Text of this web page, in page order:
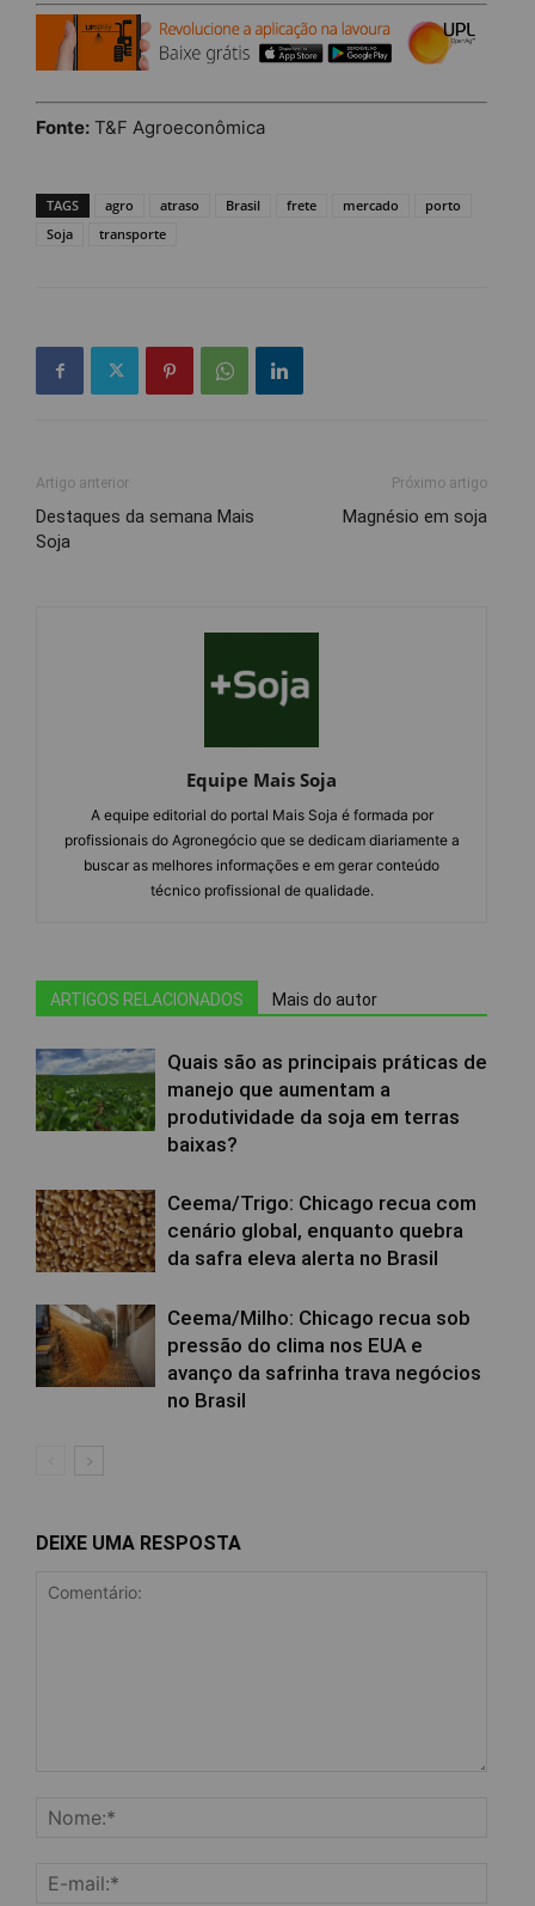
Fonte: T&F Agroeconômica
TAGS agro atraso Brasil frete mercado
porto
Soja
transporte
Artigo anterior
Destaques da semana Mais
Soja
Próximo artigo
Magnésio em soja
Equipe Mais Soja
A equipe editorial do portal Mais Soja é formada por
profissionais do Agronegócio que se dedicam diariamente a
buscar as melhores informações e em gerar conteúdo
técnico profissional de qualidade.
ARTIGOS RELACIONADOS Mais do autor
Quais são as principais práticas de
manejo que aumentam a
produtividade da soja em terras
baixas?
Ceema/Trigo: Chicago recua com
cenário global, enquanto quebra
da safra eleva alerta no Brasil
Ceema/Milho: Chicago recua sob
pressão do clima nos EUA e
avanço da safrinha trava negócios
no Brasil
DEIXE UMA RESPOSTA